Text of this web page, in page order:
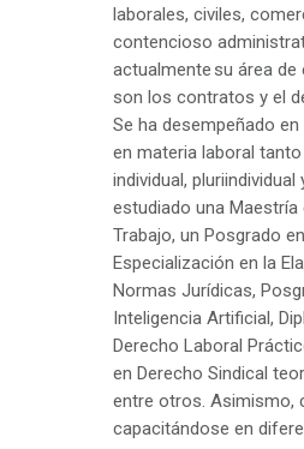
laborales, civiles,
contencioso
actualmente su área de
son los contratos y el
Se ha desempeñado
en materia laboral
individual,
estudiado una Maestría
Trabajo, un Posgrado en
Especialización en la
Normas Jurídicas,
Inteligencia Artificial,
Derecho Laboral
en Derecho Sindical
entre otros. Asimismo,
capacitándose en